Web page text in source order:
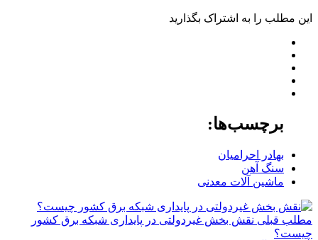
این مطلب را به اشتراک بگذارید
برچسب‌ها:
بهادر احرامیان
سنگ آهن
ماشین آلات معدنی
مطلب قبلی نقش‌ بخش غیردولتی در پایداری شبکه برق کشور
چیست؟